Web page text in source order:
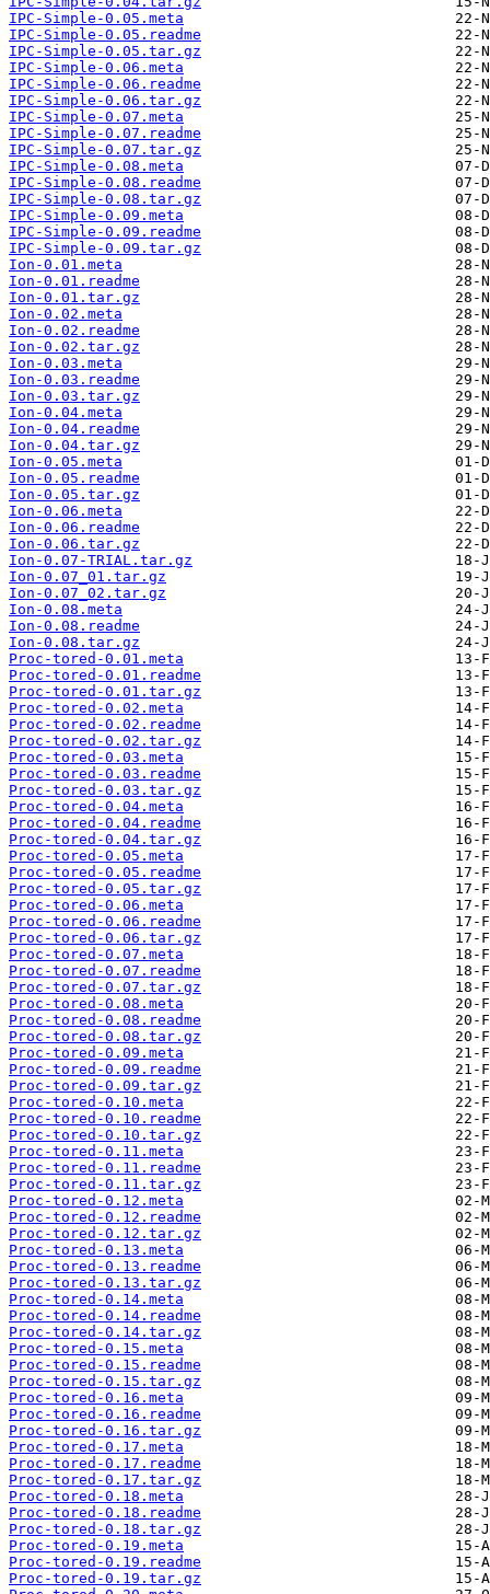
IPC-Simple-0.05.meta
IPC-Simple-0.05.readme
IPC-Simple-0.05.tar.gz
IPC-Simple-0.06.meta
IPC-Simple-0.06.readme
IPC-Simple-0.06.tar.gz
IPC-Simple-0.07.meta
IPC-Simple-0.07.readme
IPC-Simple-0.07.tar.gz
IPC-Simple-0.08.meta
IPC-Simple-0.08.readme
IPC-Simple-0.08.tar.gz
IPC-Simple-0.09.meta
IPC-Simple-0.09.readme
IPC-Simple-0.09.tar.gz
Ion-0.01.meta
Ion-0.01.readme
Ion-0.01.tar.gz
Ion-0.02.meta
Ion-0.02.readme
Ion-0.02.tar.gz
Ion-0.03.meta
Ion-0.03.readme
Ion-0.03.tar.gz
Ion-0.04.meta
Ion-0.04.readme
Ion-0.04.tar.gz
Ion-0.05.meta
Ion-0.05.readme
Ion-0.05.tar.gz
Ion-0.06.meta
Ion-0.06.readme
Ion-0.06.tar.gz
Ion-0.07-TRIAL.tar.gz
Ion-0.07_01.tar.gz
Ion-0.07_02.tar.gz
Ion-0.08.meta
Ion-0.08.readme
Ion-0.08.tar.gz
Proc-tored-0.01.meta
Proc-tored-0.01.readme
Proc-tored-0.01.tar.gz
Proc-tored-0.02.meta
Proc-tored-0.02.readme
Proc-tored-0.02.tar.gz
Proc-tored-0.03.meta
Proc-tored-0.03.readme
Proc-tored-0.03.tar.gz
Proc-tored-0.04.meta
Proc-tored-0.04.readme
Proc-tored-0.04.tar.gz
Proc-tored-0.05.meta
Proc-tored-0.05.readme
Proc-tored-0.05.tar.gz
Proc-tored-0.06.meta
Proc-tored-0.06.readme
Proc-tored-0.06.tar.gz
Proc-tored-0.07.meta
Proc-tored-0.07.readme
Proc-tored-0.07.tar.gz
Proc-tored-0.08.meta
Proc-tored-0.08.readme
Proc-tored-0.08.tar.gz
Proc-tored-0.09.meta
Proc-tored-0.09.readme
Proc-tored-0.09.tar.gz
Proc-tored-0.10.meta
Proc-tored-0.10.readme
Proc-tored-0.10.tar.gz
Proc-tored-0.11.meta
Proc-tored-0.11.readme
Proc-tored-0.11.tar.gz
Proc-tored-0.12.meta
Proc-tored-0.12.readme
Proc-tored-0.12.tar.gz
Proc-tored-0.13.meta
Proc-tored-0.13.readme
Proc-tored-0.13.tar.gz
Proc-tored-0.14.meta
Proc-tored-0.14.readme
Proc-tored-0.14.tar.gz
Proc-tored-0.15.meta
Proc-tored-0.15.readme
Proc-tored-0.15.tar.gz
Proc-tored-0.16.meta
Proc-tored-0.16.readme
Proc-tored-0.16.tar.gz
Proc-tored-0.17.meta
Proc-tored-0.17.readme
Proc-tored-0.17.tar.gz
Proc-tored-0.18.meta
Proc-tored-0.18.readme
Proc-tored-0.18.tar.gz
Proc-tored-0.19.meta
Proc-tored-0.19.readme
Proc-tored-0.19.tar.gz